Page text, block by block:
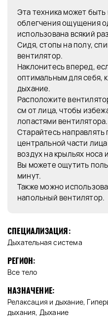
Эта техника может
облегчения ощущения
использована всякий
Сидя, стопы на полу,
вентилятор.
Наклонитесь вперед,
оптимальным для себя,
дыхание.
Расположите
см от лица, чтобы
лопастями вентилятора.
Старайтесь направлять
центральной части
воздух на крыльях носа
Вы можете ощутить
минут.
Также можно
напольный вентилятор.
СПЕЦИАЛИЗАЦИЯ:
Дыхательная система
РЕГИОН:
Все тело
НАЗНАЧЕНИЕ:
Релаксация и дыхание,
дыхания, Дыхание